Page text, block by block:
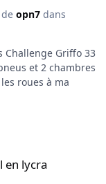
opn7dans
Challenge Griffo 33
et 2 chambres
roues à ma
en lycra